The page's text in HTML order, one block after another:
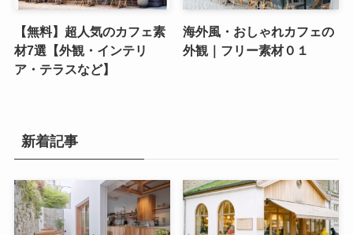
【無料】超人気のカフェ素
材7選【外観・インテリ
ア・テラスなど】
海外風・おしゃれカフェの
外観｜フリー素材０１
新着記事